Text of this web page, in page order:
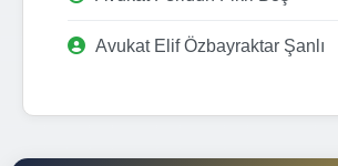
Avukat Elif Özbayraktar Şanlı